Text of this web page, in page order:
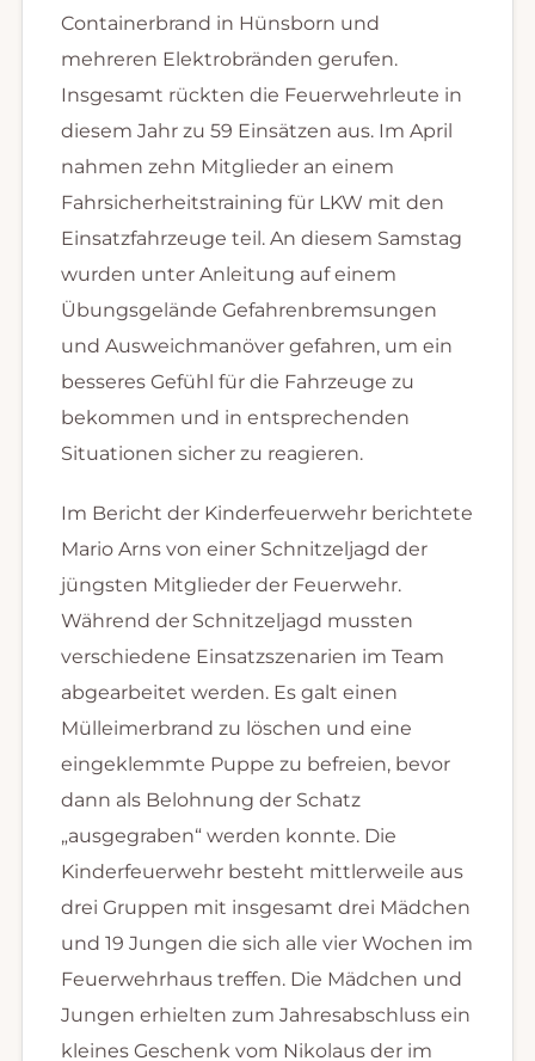
Containerbrand in Hünsborn und
mehreren Elektrobränden gerufen.
Insgesamt rückten die Feuerwehrleute in
diesem Jahr zu 59 Einsätzen aus. Im April
nahmen zehn Mitglieder an einem
Fahrsicherheitstraining für LKW mit den
Einsatzfahrzeuge teil. An diesem Samstag
wurden unter Anleitung auf einem
Übungsgelände Gefahrenbremsungen
und Ausweichmanöver gefahren, um ein
besseres Gefühl für die Fahrzeuge zu
bekommen und in entsprechenden
Situationen sicher zu reagieren.
Im Bericht der Kinderfeuerwehr berichtete
Mario Arns von einer Schnitzeljagd der
jüngsten Mitglieder der Feuerwehr.
Während der Schnitzeljagd mussten
verschiedene Einsatzszenarien im Team
abgearbeitet werden. Es galt einen
Mülleimerbrand zu löschen und eine
eingeklemmte Puppe zu befreien, bevor
dann als Belohnung der Schatz
„ausgegraben“ werden konnte. Die
Kinderfeuerwehr besteht mittlerweile aus
drei Gruppen mit insgesamt drei Mädchen
und 19 Jungen die sich alle vier Wochen im
Feuerwehrhaus treffen. Die Mädchen und
Jungen erhielten zum Jahresabschluss ein
kleines Geschenk vom Nikolaus der im